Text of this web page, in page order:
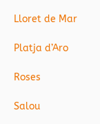
Lloret de Mar
Platja d’Aro
Roses
Salou